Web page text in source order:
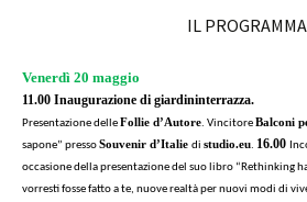
IL PROGRAMMA
Venerdì 20 maggio
11.00 Inaugurazione di giardininterrazza.
Presentazione delleFollie d’Autore. VincitoreBalconi
sapone” pressoSouvenir d’Italie di studio.eu. 16.00
occasione della presentazione del suo libro “Rethinking
vorresti fosse fatto a te, nuove realtà per nuovi modi di